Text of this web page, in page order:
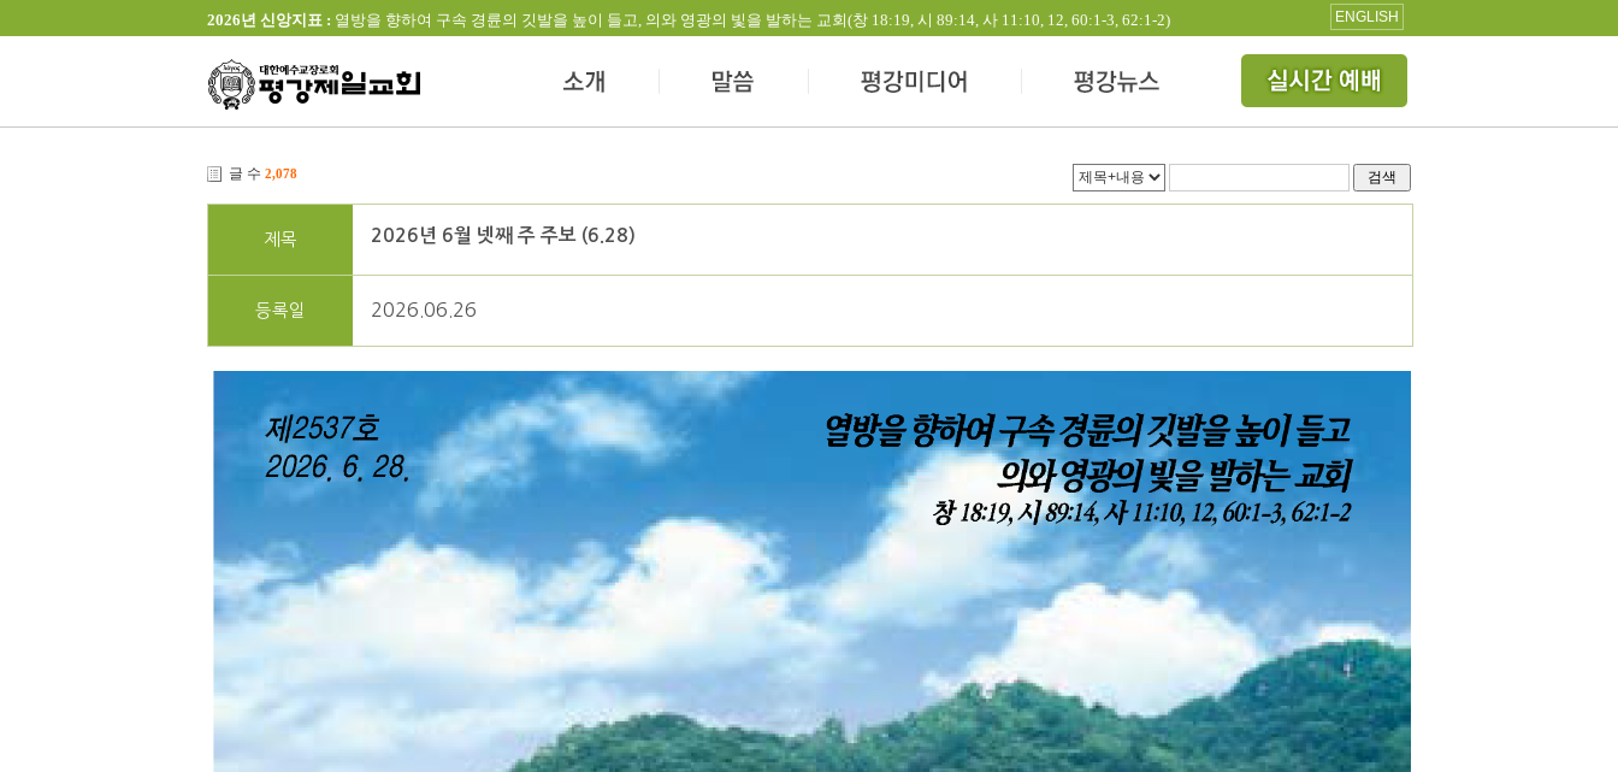
2026년 신앙지표 : 열방을 향하여 구속 경륜의 깃발을 높이 들고, 의와 영광의 빛을 발하는 교회(창 18:19, 시 89:14, 사 11:10, 12, 60:1-3, 62:1-2) ENGLISH
글 수 2,078 검색
제목 2026년 6월 넷째 주 주보 (6.28)
등록일 2026.06.26